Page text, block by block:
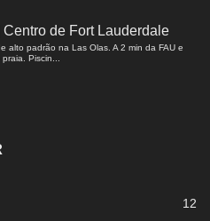
de Fort Lauderdale
alto padrão na Las Olas. A 2 min da FAU e
Piscin...
12